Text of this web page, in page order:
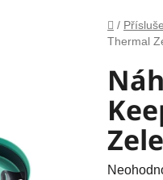
Domů
/
Thermal
Průměrné